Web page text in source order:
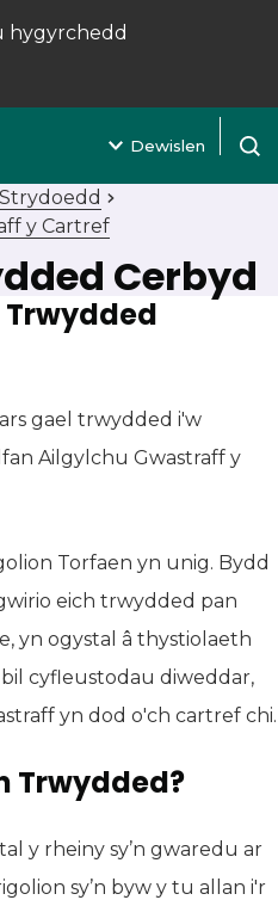
hygyrchedd
Dewislen
y Cartref
Cerbyd
Trwydded
gael trwydded i'w
Ailgylchu Gwastraff y
Torfaen yn unig. Bydd
eich trwydded pan
yn ogystal â thystiolaeth
cyfleustodau diweddar,
yn dod o'ch cartref chi.
Trwydded?
y rheiny sy’n gwaredu ar
sy’n byw y tu allan i'r